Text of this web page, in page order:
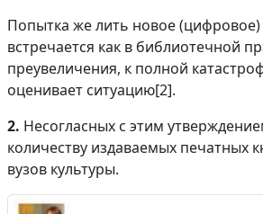
Попытка же лить новое
встречается как в библиотечной
преувеличения, к полной
оценивает ситуацию[2].
2. Несогласных с этим
количеству издаваемых печатных
вузов культуры.